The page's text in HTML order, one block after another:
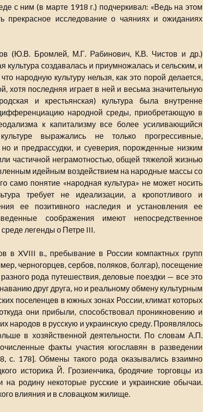
с ним (в марте 1918 г.) подчеркивал: «Ведь на этом
исследование о чаяниях и ожиданиях
(Ю.В. Бромлей, М.Г. Рабинович, К.В. Чистов и др.)
культура создавалась и приумножалась и сельским, и
народную культуру нельзя, как это порой делается,
хотя последняя играет в ней и весьма значительную
и крестьянская) культура была внутренне
народной среды, приобретающую в
к капитализму все более усиливающийся
выражались не только прогрессивные,
и предрассудки, и суеверия, порожденные низким
частичной неграмотностью, общей тяжелой жизнью
идейным воздействием на народные массы со
само понятие «народная культура» не может носить
требует не идеализации, а кропотливого и
ее позитивного наследия и установления ее
соображения имеют непосредственное
легенды о Петре III.
в XVIII в., пребывание в России компактных групп
черногорцев, сербов, поляков, болгар), посещение
рода путешествия, деловые поездки — все это
друг друга, но и реальному обмену культурным
поселенцев в южных зонах России, климат которых
они прибыли, способствовал проникновению и
народов в русскую и украинскую среду. Проявлялось
в хозяйственной деятельности. По словам А.П.
факты участия югославян в разведении
с. 178]. Обмены такого рода оказывались взаимно
историка Й. Грозиенчика, бродячие торговцы из
на родину некоторые русские и украинские обычаи.
влияния и в словацком жилище.